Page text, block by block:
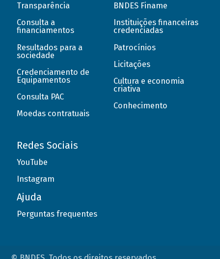
Transparência
Consulta a
financiamentos
Resultados para a
sociedade
Credenciamento de
Equipamentos
Consulta PAC
Moedas contratuais
BNDES Finame
Instituições financeiras
credenciadas
Patrocínios
Licitações
Cultura e economia
criativa
Conhecimento
Redes Sociais
YouTube
Instagram
Ajuda
Perguntas frequentes